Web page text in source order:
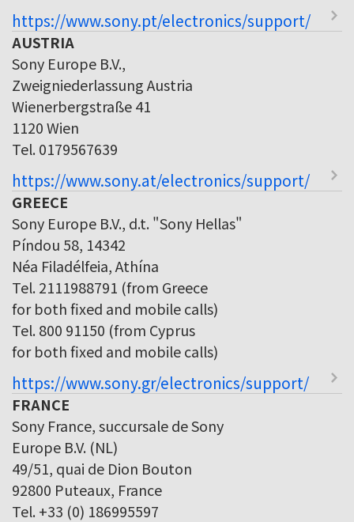
https://www.sony.pt/electronics/support/
AUSTRIA
Sony Europe B.V.,
Zweigniederlassung Austria
Wienerbergstraße 41
1120 Wien
Tel. 0179567639
https://www.sony.at/electronics/support/
GREECE
Sony Europe B.V., d.t. "Sony Hellas"
Píndou 58, 14342
Néa Filadélfeia, Athína
Tel. 2111988791 (from Greece
for both fixed and mobile calls)
Tel. 800 91150 (from Cyprus
for both fixed and mobile calls)
https://www.sony.gr/electronics/support/
FRANCE
Sony France, succursale de Sony
Europe B.V. (NL)
49/51, quai de Dion Bouton
92800 Puteaux, France
Tel. +33 (0) 186995597